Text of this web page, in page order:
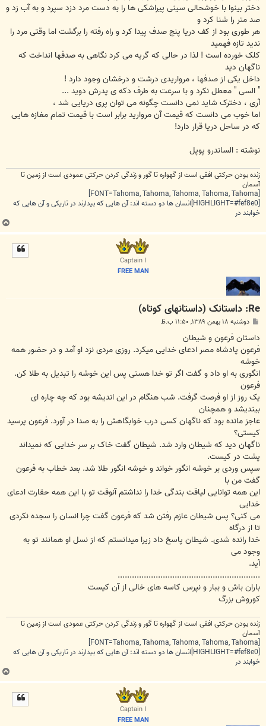
دختر بینوا با خوشحالی سینی پیراشکی ها را به دست مرد دزد سپرد و به آب زد و
صد متر را شنا کرد و
هر طوری بود از کف دریا پنج صدف پیدا کرد و راه رفته را برگشت اما وقتی مرد را
ندید تازه فهمید
کلک خورده است ! لذا در حالی که گریه می کرد نگاهی به صدفها انداخت که
ناگهان دید
داخل یکی از صدفها ، مرواریدی درشت و درخشان وجود دارد !
" السی " معطل نکرد و با سرعت به طرف دکه ی پدرش دوید ...
آری ، دخترک شاید نمی دانست چگونه می توان پری دریایی شد ،
اما خوب می دانست که قیمت آن مروارید برابر است با قیمت تمام مغازه هایی
که در ساحل دریا قرار دارد!
نوشته : الساندرو پوپل
زنده بودن حرکتی افقی است از گهواره تا گور و زندگی کردن حرکتی عمودی است از زمین تا
آسمان
[FONT=Tahoma, Tahoma, Tahoma, Tahoma, Tahoma]
[HIGHLIGHT=#fef8e0]انسان ها دو دسته اند: آن هایی که بیدارند در تاریکی و آن هایی که
خوابند در
ب
ا
Captain I
FREE MAN
Re: داستانک (داستانهای کوتاه)
پ
ت
دوشنبه ۱۸ بهمن ۱۳۸۹, ۱۱:۵۰ ب.ظ
داستان فرعون و شیطان
فرعون پادشاه مصر ادعای خدایی میکرد. روزی مردی نزد او آمد و در حضور همه
خوشه
انگوری به او داد و گفت اگر تو خدا هستی پس این خوشه را تبدیل به طلا کن.
فرعون
یک روز از او فرصت گرفت. شب هنگام در این اندیشه بود که چه چاره ای
بیندیشد و همچنان
عاجز مانده بود که ناگهان کسی درب خوابگاهش را به صدا در آورد. فرعون پرسید
کیستی؟
ناگهان دید که شیطان وارد شد. شیطان گفت خاک بر سر خدایی که نمیداند
پشت در کیست.
سپس وردی بر خوشه انگور خواند و خوشه انگور طلا شد. بعد خطاب به فرعون
گفت من با
این همه توانایی لیاقت بندگی خدا را نداشتم آنوقت تو با این همه حقارت ادعای
خدایی
می کنی؟ پس شیطان عازم رفتن شد که فرعون گفت چرا انسان را سجده نکردی
تا از درگاه
خدا رانده شدی. شیطان پاسخ داد زیرا میدانستم که از نسل او همانند تو به
وجود می
آید.
............................................................
باران باش و ببار و نپرس کاسه های خالی از آن کیست
کوروش بزرگ
زنده بودن حرکتی افقی است از گهواره تا گور و زندگی کردن حرکتی عمودی است از زمین تا
آسمان
[FONT=Tahoma, Tahoma, Tahoma, Tahoma, Tahoma]
[HIGHLIGHT=#fef8e0]انسان ها دو دسته اند: آن هایی که بیدارند در تاریکی و آن هایی که
خوابند در
ب
ا
Captain I
FREE MAN